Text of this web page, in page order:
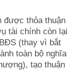
được thỏa thuận
tài chính còn lại
(thay vì bắt
toàn bộ nghĩa
tạo thuận